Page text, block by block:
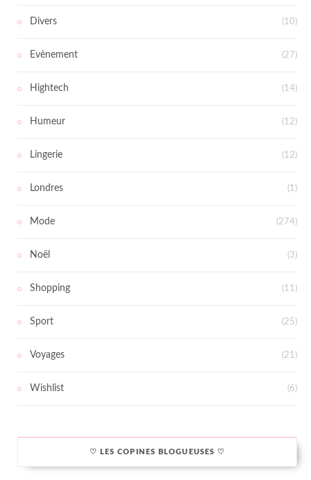
Divers (10)
Evènement (27)
Hightech (14)
Humeur (12)
Lingerie (12)
Londres (1)
Mode (274)
Noël (3)
Shopping (11)
Sport (25)
Voyages (21)
Wishlist (6)
♡ LES COPINES BLOGUEUSES ♡